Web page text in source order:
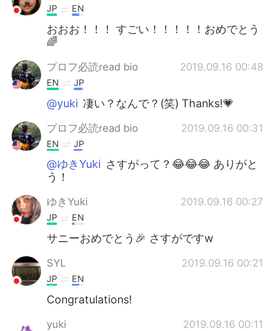
JP EN
おおお！！！ すごい！！！！！おめでとう
🌈
プロフ必読read bio 2019.09.16 00:48
EN JP
@yuki 凄い？なんで？(笑) Thanks!💗
プロフ必読read bio 2019.09.16 00:31
EN JP
@ゆきYuki さすがって？😂😂😂 ありがと
う！
ゆきYuki 2019.09.16 00:27
JP EN
サニーおめでとう🎉 さすがですw
SYL 2019.09.16 00:21
JP EN
Congratulations!
yuki 2019.09.16 00:11